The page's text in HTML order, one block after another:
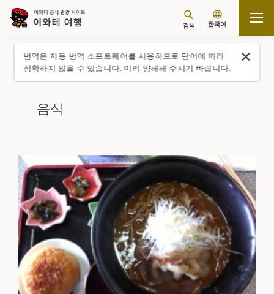
번역은 자동 번역 소프트웨어를 사용하므로 단어에 따라
정확하지 않을 수 있습니다. 미리 양해해 주시기 바랍니다.
검색 한국어
음식